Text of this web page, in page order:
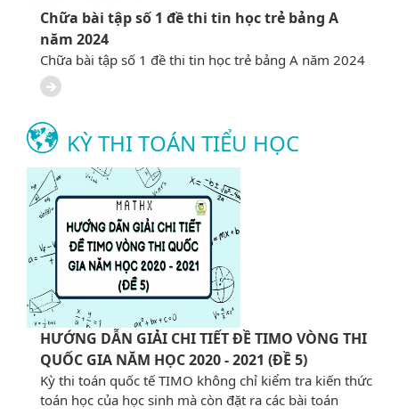
Chữa bài tập số 1 đề thi tin học trẻ bảng A
năm 2024
Chữa bài tập số 1 đề thi tin học trẻ bảng A năm 2024
KỲ THI TOÁN TIỂU HỌC
HƯỚNG DẪN GIẢI CHI TIẾT ĐỀ TIMO VÒNG THI
QUỐC GIA NĂM HỌC 2020 - 2021 (ĐỀ 5)
Kỳ thi toán quốc tế TIMO không chỉ kiểm tra kiến thức
toán học của học sinh mà còn đặt ra các bài toán